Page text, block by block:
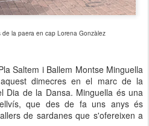
de la paera en cap Lorena Gonzàlez
Saltem i Ballem Montse Minguella
dimecres en el marc de la
Dia de la Dansa. Minguella és una
que des de fa uns anys és
de sardanes que s'ofereixen a